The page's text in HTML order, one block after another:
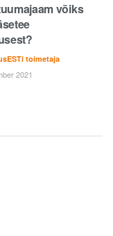
võiks
toimetaja
2021